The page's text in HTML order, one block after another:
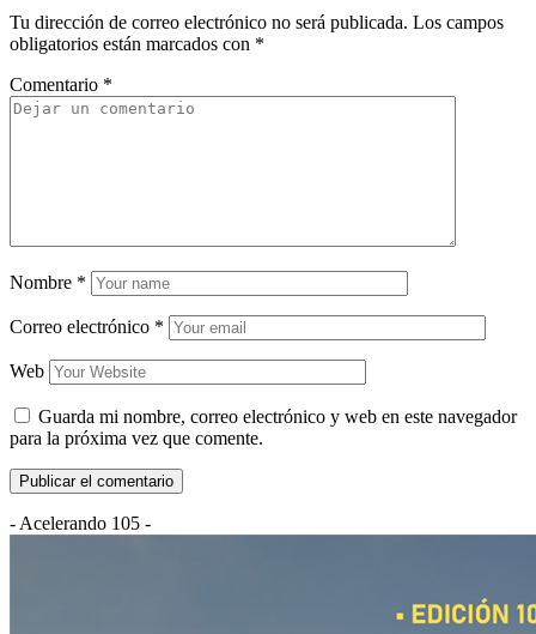
Tu dirección de correo electrónico no será publicada. Los campos
obligatorios están marcados con *
Comentario *
Nombre *
Correo electrónico *
Web
Guarda mi nombre, correo electrónico y web en este navegador
para la próxima vez que comente.
- Acelerando 105 -